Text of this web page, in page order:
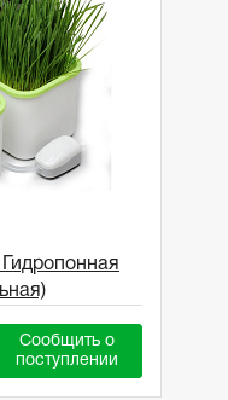
Сообщить о
поступлении